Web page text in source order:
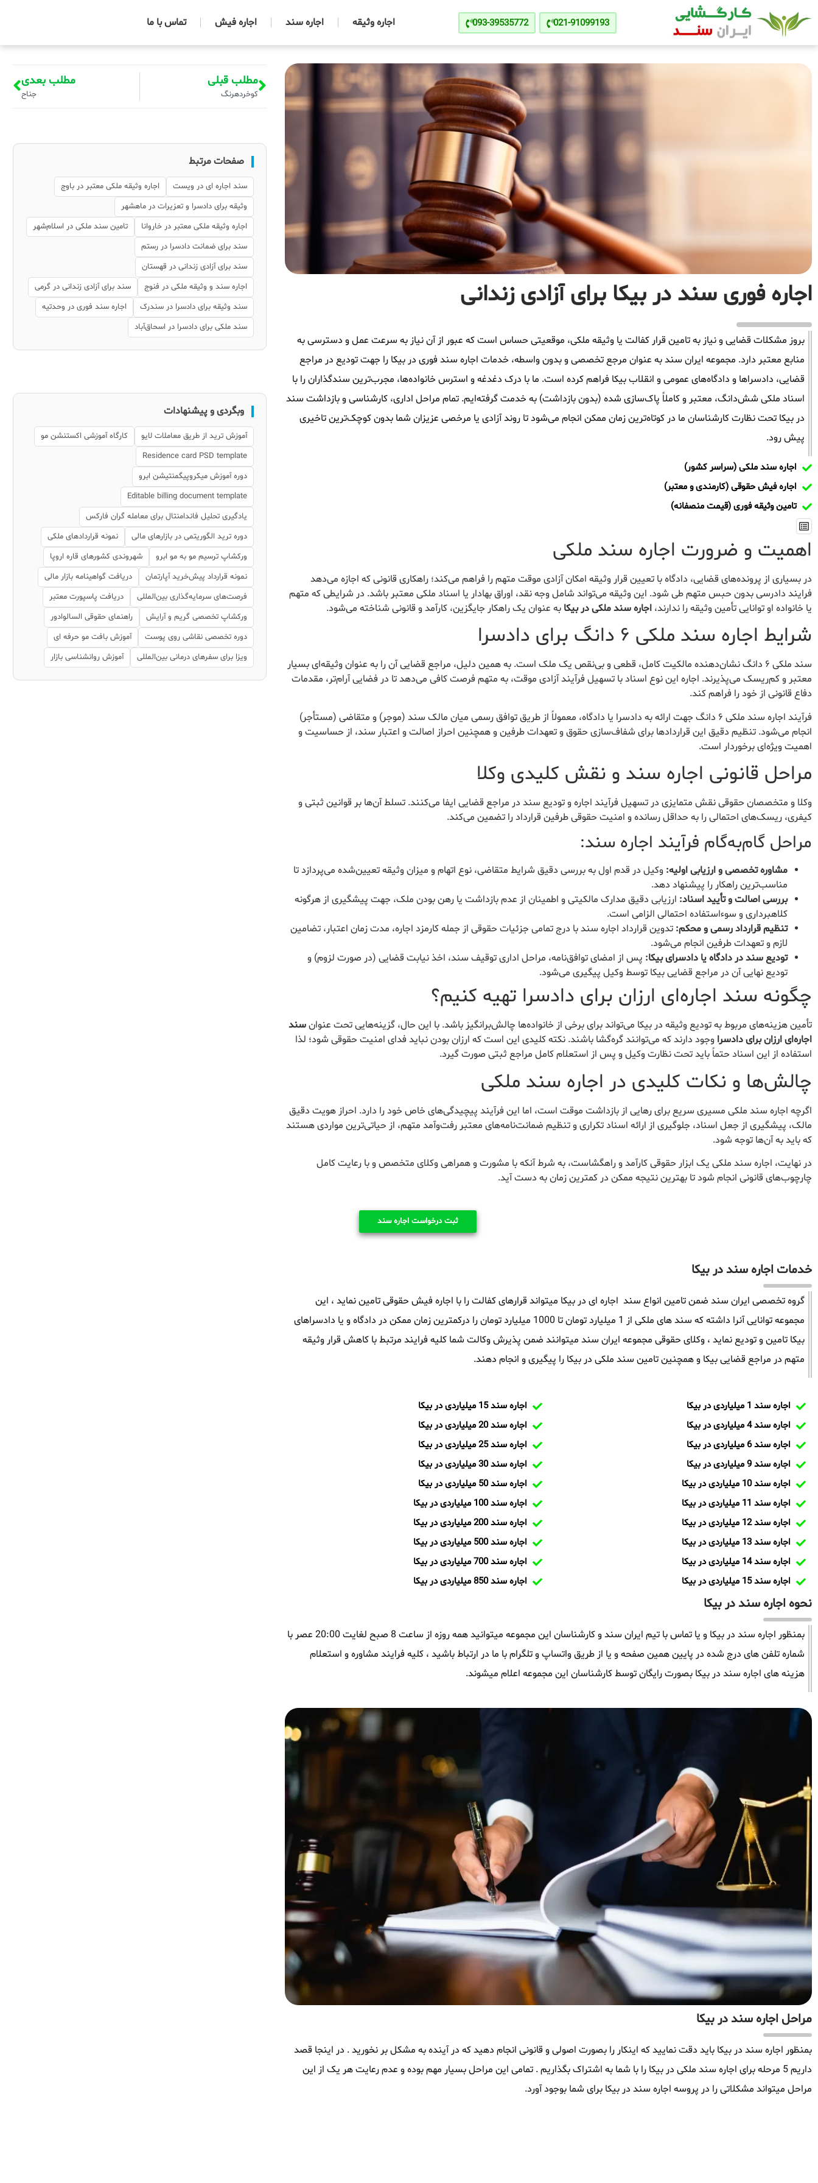
021-91099193
093-39535772 اجاره وثیقه اجاره سند اجاره فیش تماس با ما
اجاره فوری سند در بیکا برای آزادی زندانی
بروز مشکلات قضایی و نیاز به تامین قرار کفالت یا وثیقه ملکی، موقعیتی حساس است که عبور از آن نیاز به سرعت عمل و دسترسی به
منابع معتبر دارد. مجموعه ایران سند به عنوان مرجع تخصصی و بدون واسطه، خدمات اجاره سند فوری در بیکا را جهت تودیع در مراجع
قضایی، دادسراها و دادگاه‌های عمومی و انقلاب بیکا فراهم کرده است. ما با درک دغدغه و استرس خانواده‌ها، مجرب‌ترین سندگذاران را با
اسناد ملکی شش‌دانگ، معتبر و کاملاً پاک‌سازی شده (بدون بازداشت) به خدمت گرفته‌ایم. تمام مراحل اداری، کارشناسی و بازداشت سند
در بیکا تحت نظارت کارشناسان ما در کوتاه‌ترین زمان ممکن انجام می‌شود تا روند آزادی یا مرخصی عزیزان شما بدون کوچک‌ترین تاخیری
پیش رود.
اجاره سند ملکی (سراسر کشور)
اجاره فیش حقوقی (کارمندی و معتبر)
تامین وثیقه فوری (قیمت منصفانه)
اهمیت و ضرورت اجاره سند ملکی
در بسیاری از پرونده‌های قضایی، دادگاه با تعیین قرار وثیقه امکان آزادی موقت متهم را فراهم می‌کند؛ راهکاری قانونی که اجازه می‌دهد
فرایند دادرسی بدون حبس متهم طی شود. این وثیقه می‌تواند شامل وجه نقد، اوراق بهادار یا اسناد ملکی معتبر باشد. در شرایطی که متهم
یا خانواده او توانایی تأمین وثیقه را ندارند، اجاره سند ملکی در بیکا به عنوان یک راهکار جایگزین، کارآمد و قانونی شناخته می‌شود.
شرایط اجاره سند ملکی ۶ دانگ برای دادسرا
سند ملکی ۶ دانگ نشان‌دهنده مالکیت کامل، قطعی و بی‌نقص یک ملک است. به همین دلیل، مراجع قضایی آن را به عنوان وثیقه‌ای بسیار
معتبر و کم‌ریسک می‌پذیرند. اجاره این نوع اسناد با تسهیل فرآیند آزادی موقت، به متهم فرصت کافی می‌دهد تا در فضایی آرام‌تر، مقدمات
دفاع قانونی از خود را فراهم کند.
فرآیند اجاره سند ملکی ۶ دانگ جهت ارائه به دادسرا یا دادگاه، معمولاً از طریق توافق رسمی میان مالک سند (موجر) و متقاضی (مستأجر)
انجام می‌شود. تنظیم دقیق این قراردادها برای شفاف‌سازی حقوق و تعهدات طرفین و همچنین احراز اصالت و اعتبار سند، از حساسیت و
اهمیت ویژه‌ای برخوردار است.
مراحل قانونی اجاره سند و نقش کلیدی وکلا
وکلا و متخصصان حقوقی نقش متمایزی در تسهیل فرآیند اجاره و تودیع سند در مراجع قضایی ایفا می‌کنند. تسلط آن‌ها بر قوانین ثبتی و
کیفری، ریسک‌های احتمالی را به حداقل رسانده و امنیت حقوقی طرفین قرارداد را تضمین می‌کند.
مراحل گام‌به‌گام فرآیند اجاره سند:
مشاوره تخصصی و ارزیابی اولیه: وکیل در قدم اول به بررسی دقیق شرایط متقاضی، نوع اتهام و میزان وثیقه تعیین‌شده می‌پردازد تا
مناسب‌ترین راهکار را پیشنهاد دهد.
بررسی اصالت و تأیید اسناد: ارزیابی دقیق مدارک مالکیتی و اطمینان از عدم بازداشت یا رهن بودن ملک، جهت پیشگیری از هرگونه
کلاهبرداری و سوءاستفاده احتمالی الزامی است.
تنظیم قرارداد رسمی و محکم: تدوین قرارداد اجاره سند با درج تمامی جزئیات حقوقی از جمله کارمزد اجاره، مدت زمان اعتبار، تضامین
لازم و تعهدات طرفین انجام می‌شود.
تودیع سند در دادگاه یا دادسرای بیکا: پس از امضای توافق‌نامه، مراحل اداری توقیف سند، اخذ نیابت قضایی (در صورت لزوم) و
تودیع نهایی آن در مراجع قضایی بیکا توسط وکیل پیگیری می‌شود.
چگونه سند اجاره‌ای ارزان برای دادسرا تهیه کنیم؟
تأمین هزینه‌های مربوط به تودیع وثیقه در بیکا می‌تواند برای برخی از خانواده‌ها چالش‌برانگیز باشد. با این حال، گزینه‌هایی تحت عنوانسند
اجاره‌ای ارزان برای دادسرا وجود دارند که می‌توانند گره‌گشا باشند. نکته کلیدی این است که ارزان بودن نباید فدای امنیت حقوقی شود؛ لذا
استفاده از این اسناد حتماً باید تحت نظارت وکیل و پس از استعلام کامل مراجع ثبتی صورت گیرد.
چالش‌ها و نکات کلیدی در اجاره سند ملکی
اگرچه اجاره سند ملکی مسیری سریع برای رهایی از بازداشت موقت است، اما این فرآیند پیچیدگی‌های خاص خود را دارد. احراز هویت دقیق
مالک، پیشگیری از جعل اسناد، جلوگیری از ارائه اسناد تکراری و تنظیم ضمانت‌نامه‌های معتبر رفت‌وآمد متهم، از حیاتی‌ترین مواردی هستند
که باید به آن‌ها توجه شود.
در نهایت، اجاره سند ملکی یک ابزار حقوقی کارآمد و راهگشاست، به شرط آنکه با مشورت و همراهی وکلای متخصص و با رعایت کامل
چارچوب‌های قانونی انجام شود تا بهترین نتیجه ممکن در کمترین زمان به دست آید.
ثبت درخواست اجاره سند
خدمات اجاره سند در بیکا
گروه تخصصی ایران سند ضمن تامین انواع سند اجاره ای در بیکا میتواند قرارهای کفالت را با اجاره فیش حقوقی تامین نماید ، این
مجموعه توانایی آنرا داشته که سند های ملکی از 1 میلیارد تومان تا 1000 میلیارد تومان را درکمترین زمان ممکن در دادگاه و یا دادسراهای
بیکا تامین و تودیع نماید ، وکلای حقوقی مجموعه ایران سند میتوانند ضمن پذیرش وکالت شما کلیه فرایند مرتبط با کاهش قرار وثیقه
متهم در مراجع قضایی بیکا و همچنین تامین سند ملکی در بیکا را پیگیری و انجام دهند.
اجاره سند 1 میلیاردی در بیکا
اجاره سند 4 میلیاردی در بیکا
اجاره سند 6 میلیاردی در بیکا
اجاره سند 9 میلیاردی در بیکا
اجاره سند 10 میلیاردی در بیکا
اجاره سند 11 میلیاردی در بیکا
اجاره سند 12 میلیاردی در بیکا
اجاره سند 13 میلیاردی در بیکا
اجاره سند 14 میلیاردی در بیکا
اجاره سند 15 میلیاردی در بیکا
اجاره سند 15 میلیاردی در بیکا
اجاره سند 20 میلیاردی در بیکا
اجاره سند 25 میلیاردی در بیکا
اجاره سند 30 میلیاردی در بیکا
اجاره سند 50 میلیاردی در بیکا
اجاره سند 100 میلیاردی در بیکا
اجاره سند 200 میلیاردی در بیکا
اجاره سند 500 میلیاردی در بیکا
اجاره سند 700 میلیاردی در بیکا
اجاره سند 850 میلیاردی در بیکا
نحوه اجاره سند در بیکا
بمنظور اجاره سند در بیکا و یا تماس با تیم ایران سند و کارشناسان این مجموعه میتوانید همه روزه از ساعت 8 صبح لغایت 20:00 عصر با
شماره تلفن های درج شده در پایین همین صفحه و یا از طریق واتساپ و تلگرام با ما در ارتباط باشید ، کلیه فرایند مشاوره و استعلام
هزینه های اجاره سند در بیکا بصورت رایگان توسط کارشناسان این مجموعه اعلام میشوند.
مراحل اجاره سند در بیکا
بمنظور اجاره سند در بیکا باید دقت نمایید که اینکار را بصورت اصولی و قانونی انجام دهید که در آینده به مشکل بر نخورید . در اینجا قصد
داریم 5 مرحله برای اجاره سند ملکی در بیکا را با شما به اشتراک بگذاریم . تمامی این مراحل بسیار مهم بوده و عدم رعایت هر یک از این
مراحل میتواند مشکلاتی را در پروسه اجاره سند در بیکا برای شما بوجود آورد.
مطلب قبلی
کوخردهرنگ
مطلب بعدی
جناح
صفحات مرتبط
سند اجاره ای در ویست
اجاره وثیقه ملکی معتبر در باوج
وثیقه برای دادسرا و تعزیرات در ماهشهر
اجاره وثیقه ملکی معتبر در خاروانا
تامین سند ملکی در اسلام‌شهر
سند برای ضمانت دادسرا در رستم
سند برای آزادی زندانی در قهستان
اجاره سند و وثیقه ملکی در فنوج
سند برای آزادی زندانی در گرمی
سند وثیقه برای دادسرا در سندرک
اجاره سند فوری در وحدتیه
سند ملکی برای دادسرا در اسحاق‌آباد
وبگردی و پیشنهادات
آموزش ترید از طریق معاملات لایو
کارگاه آموزشی اکستنشن مو
Residence card PSD template
دوره آموزش میکروپیگمنتیشن ابرو
Editable billing document template
یادگیری تحلیل فاندامنتال برای معامله گران فارکس
دوره ترید الگوریتمی در بازارهای مالی
نمونه قراردادهای ملکی
ورکشاپ ترسیم مو به مو ابرو
شهروندی کشورهای قاره اروپا
نمونه قرارداد پیش‌خرید آپارتمان
دریافت گواهینامه بازار مالی
فرصت‌های سرمایه‌گذاری بین‌المللی
دریافت پاسپورت معتبر
ورکشاپ تخصصی گریم و آرایش
راهنمای حقوقی السالوادور
دوره تخصصی نقاشی روی پوست
آموزش بافت مو حرفه ای
ویزا برای سفرهای درمانی بین‌المللی
آموزش روانشناسی بازار